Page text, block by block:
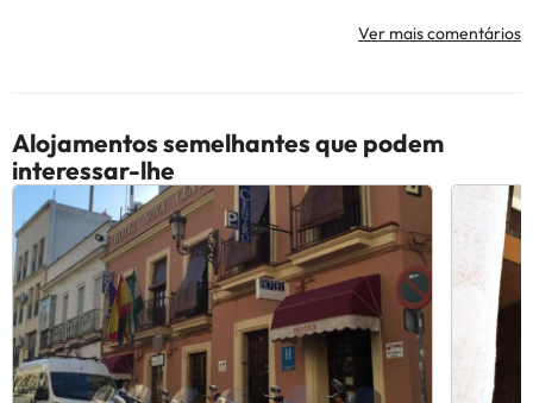
Ver mais comentários
Alojamentos semelhantes que podem
interessar-lhe